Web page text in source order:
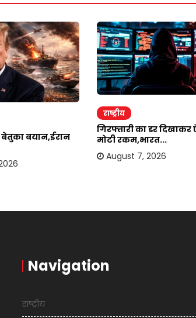
बेतुका बयान,ईरान
राष्ट्रीय
गिरफ्तारी का डर दिखाकर
मोटी रकम,भारत...
August 7, 2026
Navigation
राष्ट्रीय